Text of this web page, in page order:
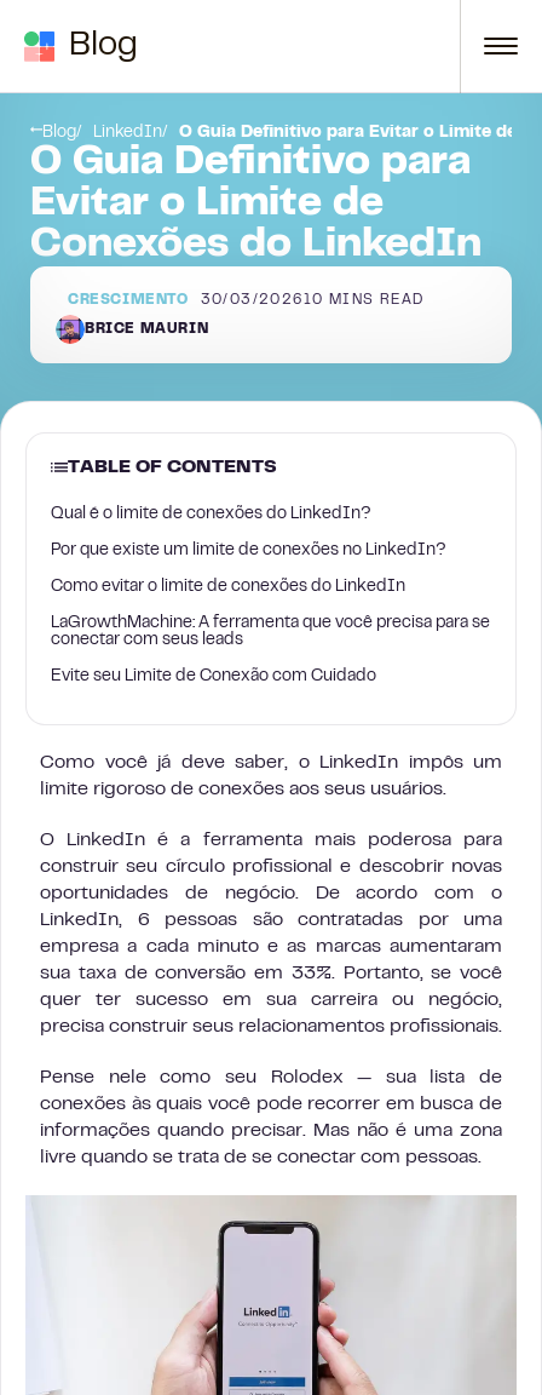
Blog
Blog LinkedIn O Guia Definitivo para Evitar o Limite de
O Guia Definitivo para
Evitar o Limite de
Conexões do LinkedIn
CRESCIMENTO 30/03/2026 10 MINS READ
BRICE MAURIN
TABLE OF CONTENTS
Qual é o limite de conexões do LinkedIn?
Por que existe um limite de conexões no LinkedIn?
Como evitar o limite de conexões do LinkedIn
LaGrowthMachine: A ferramenta que você precisa para se
conectar com seus leads
Evite seu Limite de Conexão com Cuidado
Como você já deve saber, o LinkedIn impôs um
limite rigoroso de conexões aos seus usuários.
O LinkedIn é a ferramenta mais poderosa para
construir seu círculo profissional e descobrir novas
oportunidades de negócio. De acordo com o
LinkedIn, 6 pessoas são contratadas por uma
empresa a cada minuto e as marcas aumentaram
sua taxa de conversão em 33%. Portanto, se você
quer ter sucesso em sua carreira ou negócio,
precisa construir seus relacionamentos profissionais.
Pense nele como seu Rolodex — sua lista de
conexões às quais você pode recorrer em busca de
informações quando precisar. Mas não é uma zona
livre quando se trata de se conectar com pessoas.